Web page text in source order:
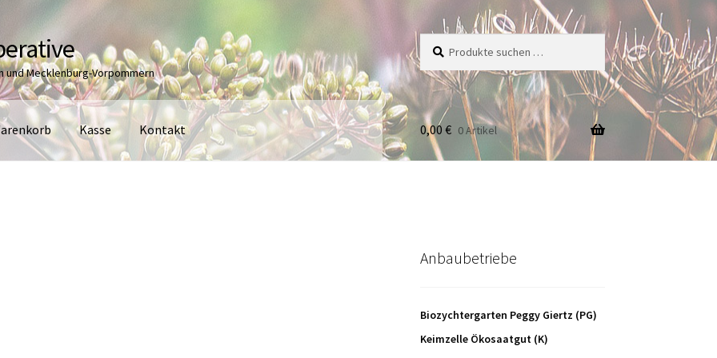
und Mecklenburg-Vorpommern
nach:
Kasse Kontakt 0,00 € 0 Artikel
Anbaubetriebe
Biozychtergarten Peggy Giertz (PG)
Keimzelle Ökosaatgut (K)